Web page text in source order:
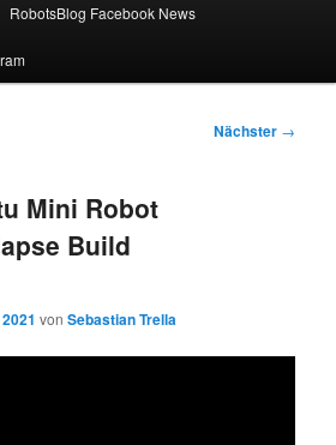
RobotsBlog Facebook News
Nächster →
Mini Robot
Build
vonSebastian Trella